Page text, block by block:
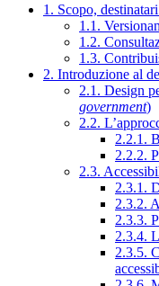
1. Scopo,
1.1.
1.2.
1.3.
2. Introduzione al
2.1. Design
government)
2.2.
2.2.1.
2.2.2.
2.3.
2.3.1.
2.3.2.
2.3.3.
2.3.4.
2.3.5.